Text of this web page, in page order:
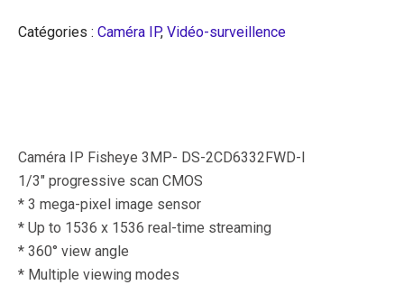
Catégories : Caméra IP, Vidéo-surveillence
Caméra IP Fisheye 3MP- DS-2CD6332FWD-I
1/3″ progressive scan CMOS
* 3 mega-pixel image sensor
* Up to 1536 x 1536 real-time streaming
* 360° view angle
* Multiple viewing modes